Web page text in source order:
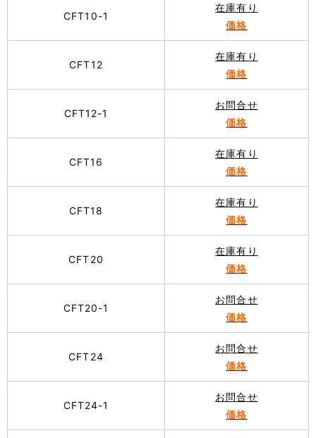
CFT10-1
在庫有り
価格
CFT12
在庫有り
価格
CFT12-1
お問合せ
価格
CFT16
在庫有り
価格
CFT18
在庫有り
価格
CFT20
在庫有り
価格
CFT20-1
お問合せ
価格
CFT24
お問合せ
価格
CFT24-1
お問合せ
価格